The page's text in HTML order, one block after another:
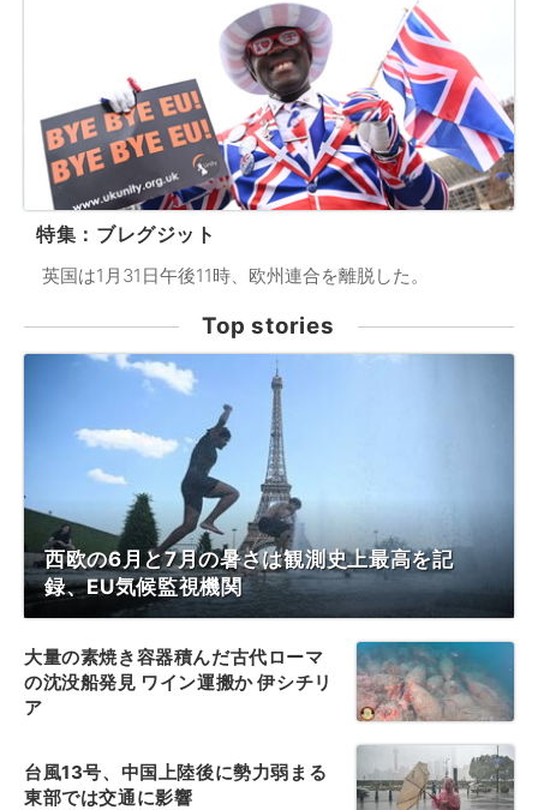
特集：ブレグジット
英国は1月31日午後11時、欧州連合を離脱した。
Top stories
西欧の6月と7月の暑さは観測史上最高を記
録、EU気候監視機関
大量の素焼き容器積んだ古代ローマ
の沈没船発見 ワイン運搬か 伊シチリ
ア
台風13号、中国上陸後に勢力弱まる
東部では交通に影響